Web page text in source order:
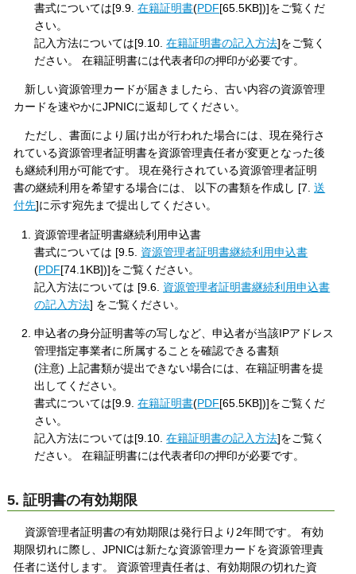
書式については[9.9.在籍証明書(PDF[65.5KB])]をご覧くだ
さい。
記入方法については[9.10.在籍証明書の記入方法]をご覧く
ださい。 在籍証明書には代表者印の押印が必要です。
新しい資源管理カードが届きましたら、古い内容の資源管理
カードを速やかにJPNICに返却してください。
ただし、書面により届け出が行われた場合には、現在発行さ
れている資源管理者証明書を資源管理責任者が変更となった後
も継続利用が可能です。 現在発行されている資源管理者証明
書の継続利用を希望する場合には、 以下の書類を作成し [7.送
付先]に示す宛先まで提出してください。
資源管理者証明書継続利用申込書
書式については [9.5. 資源管理者証明書継続利用申込書
(PDF[74.1KB])]をご覧ください。
記入方法については [9.6. 資源管理者証明書継続利用申込書
の記入方法] をご覧ください。
申込者の身分証明書等の写しなど、申込者が当該IPアドレス
管理指定事業者に所属することを確認できる書類
(注意) 上記書類が提出できない場合には、在籍証明書を提
出してください。
書式については[9.9.在籍証明書(PDF[65.5KB])]をご覧くだ
さい。
記入方法については[9.10.在籍証明書の記入方法]をご覧く
ださい。 在籍証明書には代表者印の押印が必要です。
5. 証明書の有効期限
資源管理者証明書の有効期限は発行日より2年間です。 有効
期限切れに際し、JPNICは新たな資源管理カードを資源管理責
任者に送付します。 資源管理責任者は、有効期限の切れた資